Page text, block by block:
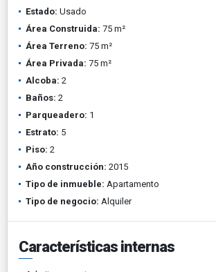
Estado: Usado
Área Construida: 75 m²
Área Terreno: 75 m²
Área Privada: 75 m²
Alcoba: 2
Baños: 2
Parqueadero: 1
Estrato: 5
Piso: 2
Año construcción: 2015
Tipo de inmueble: Apartamento
Tipo de negocio: Alquiler
Características internas